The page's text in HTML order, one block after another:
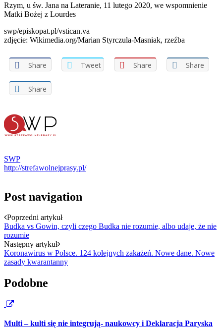
Rzym, u św. Jana na Lateranie, 11 lutego 2020, we wspomnienie
Matki Bożej z Lourdes
swp/episkopat.pl/vstican.va
zdjęcie: Wikimedia.org/Marian Styrczula-Masniak, rzeźba
Share Tweet Share Share
Share
SWP
http://strefawolnejprasy.pl/
Post navigation
Poprzedni artykuł
Budka vs Gowin, czyli czego Budka nie rozumie, albo udaje, że nie
rozumie
Następny artykuł
Koronawirus w Polsce. 124 kolejnych zakażeń. Nowe dane. Nowe
zasady kwarantanny
Podobne
Multi – kulti się nie integrują- naukowcy i Deklaracja Paryska